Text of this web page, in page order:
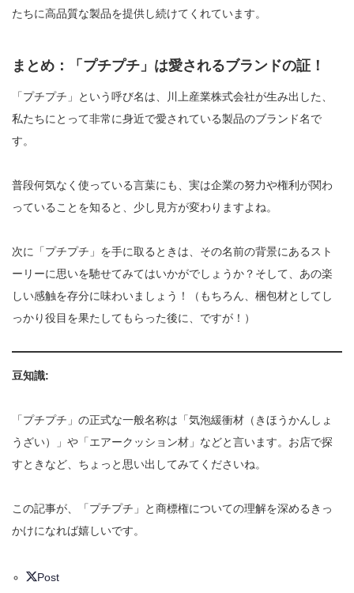
たちに高品質な製品を提供し続けてくれています。
まとめ：「プチプチ」は愛されるブランドの証！
「プチプチ」という呼び名は、川上産業株式会社が生み出した、
私たちにとって非常に身近で愛されている製品のブランド名で
す。
普段何気なく使っている言葉にも、実は企業の努力や権利が関わ
っていることを知ると、少し見方が変わりますよね。
次に「プチプチ」を手に取るときは、その名前の背景にあるスト
ーリーに思いを馳せてみてはいかがでしょうか？そして、あの楽
しい感触を存分に味わいましょう！（もちろん、梱包材としてし
っかり役目を果たしてもらった後に、ですが！）
豆知識:
「プチプチ」の正式な一般名称は「気泡緩衝材（きほうかんしょ
うざい）」や「エアークッション材」などと言います。お店で探
すときなど、ちょっと思い出してみてくださいね。
この記事が、「プチプチ」と商標権についての理解を深めるきっ
かけになれば嬉しいです。
Post